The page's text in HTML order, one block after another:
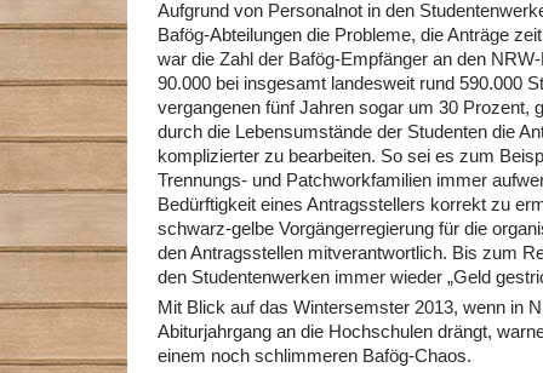
Aufgrund von Personalnot in den
Bafög-Abteilungen die Probleme, die Anträge
war die Zahl der Bafög-Empfänger an den
90.000 bei insgesamt landesweit rund 590.000
vergangenen fünf Jahren sogar um 30 Prozent,
durch die Lebensumstände der Studenten die
komplizierter zu bearbeiten. So sei es zum
Trennungs- und Patchworkfamilien immer
Bedürftigkeit eines Antragsstellers korrekt zu
schwarz-gelbe Vorgängerregierung für die
den Antragsstellen mitverantwortlich. Bis zum
den Studentenwerken immer wieder „Geld
Mit Blick auf das Wintersemster 2013, wenn in
Abiturjahrgang an die Hochschulen drängt,
einem noch schlimmeren Bafög-Chaos.